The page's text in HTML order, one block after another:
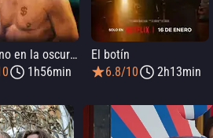
Un trueno en la oscuridad
1h56min
El botín
6.8/10
2h13min